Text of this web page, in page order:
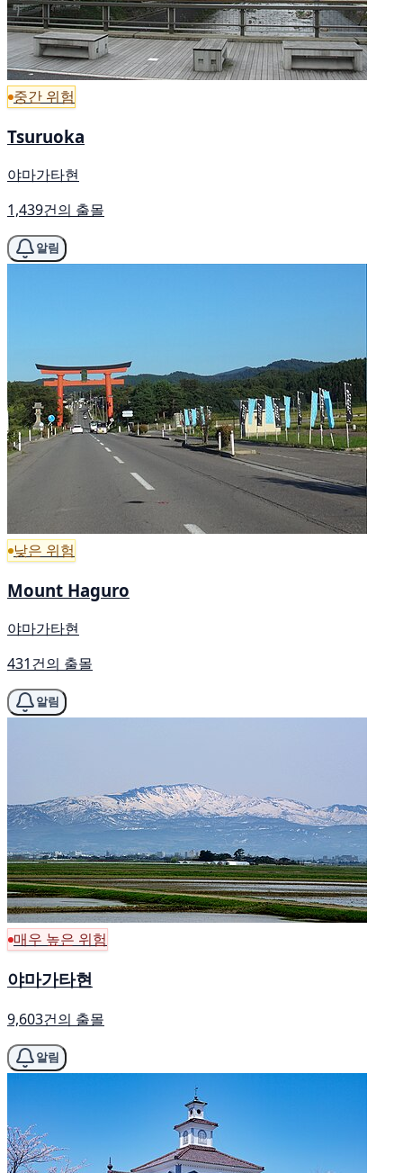
중간 위험
Tsuruoka
야마가타현
1,439건의 출몰
알림
낮은 위험
Mount Haguro
야마가타현
431건의 출몰
알림
매우 높은 위험
야마가타현
9,603건의 출몰
알림